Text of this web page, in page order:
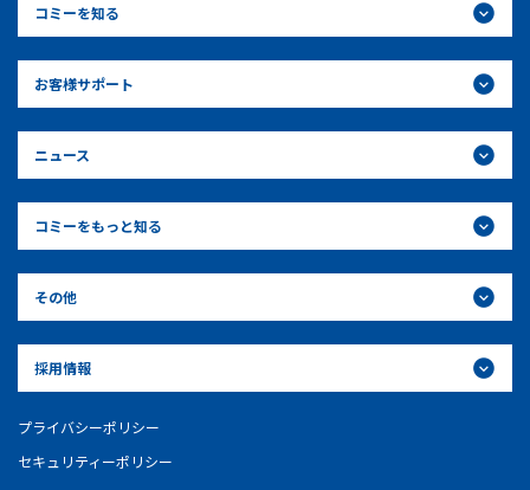
コミーを知る
お客様サポート
ニュース
コミーをもっと知る
その他
採用情報
プライバシーポリシー
セキュリティーポリシー